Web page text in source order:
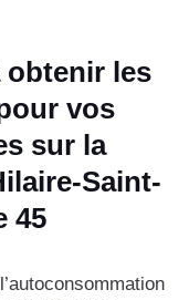
obtenir les
vos
sur la
Saint-
45